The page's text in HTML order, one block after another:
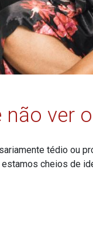
ver
tédio ou
cheios de